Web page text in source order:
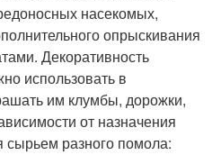
насекомых,
опрыскивания
Декоративность
использовать в
им клумбы, дорожки,
от назначения
сырьем разного помола: